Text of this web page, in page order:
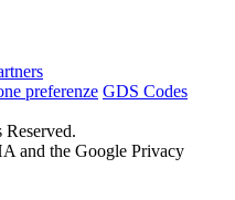
preferenze GDS Codes
and the Google Privacy